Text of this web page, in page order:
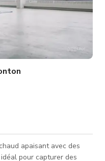
apaisant avec des
pour capturer des